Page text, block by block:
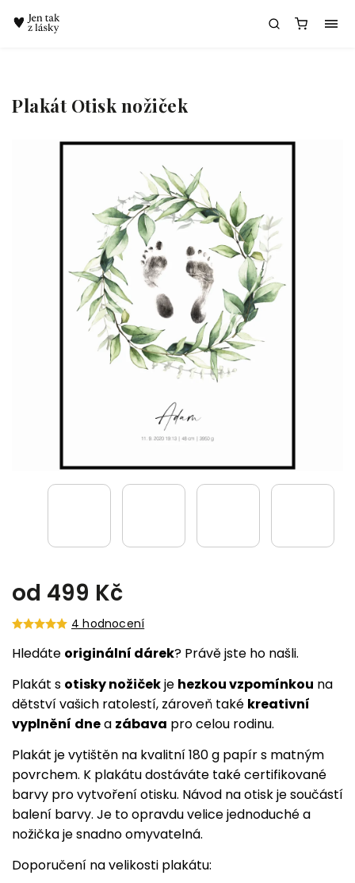
Plakát Otisk nožiček
od 499 Kč
4 hodnocení
Hledáte originální dárek? Právě jste ho našli.
Plakát s otisky nožičekje hezkou vzpomínkou na
dětství vašich ratolestí, zároveň také kreativní
vyplnění dnea zábava pro celou rodinu.
Plakát je vytištěn na kvalitní 180 g papír s matným
povrchem. K plakátu dostáváte také certifikované
barvy pro vytvoření otisku. Návod na otisk je součástí
balení barvy. Je to opravdu velice jednoduché a
nožička je snadno omyvatelná.
Doporučení na velikosti plakátu: